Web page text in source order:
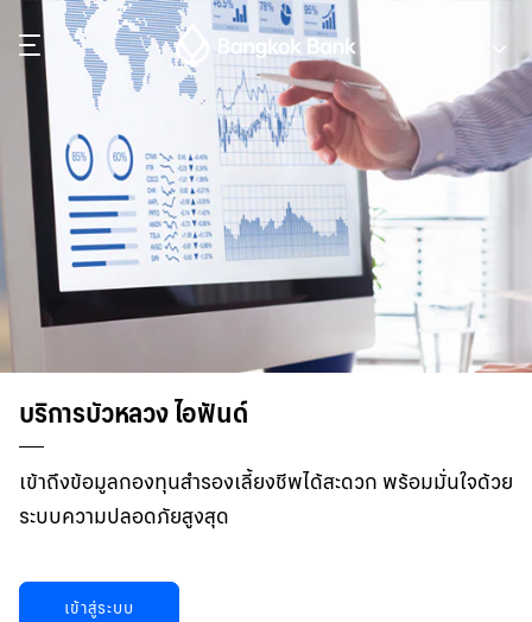
ค้นหา
ลูกค้าบุคคล
ลูกค้าธุรกิจ
กิจการธนาคารต่างประเทศ
นักลงทุนสัมพันธ์
เกี่ยวกับธนาคารกรุงเทพ
บริการบัวหลวง ไอฟันด์
เข้าถึงข้อมูลกองทุนสำรองเลี้ยงชีพได้สะดวก พร้อมมั่นใจด้วย
ระบบความปลอดภัยสูงสุด
เข้าสู่ระบบ